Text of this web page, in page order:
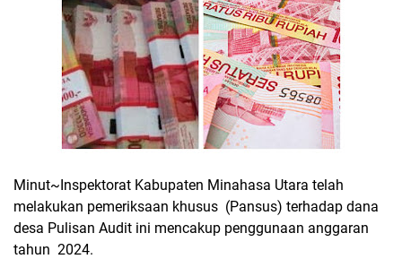
Minut~Inspektorat Kabupaten Minahasa Utara telah
melakukan pemeriksaan khusus (Pansus) terhadap dana
desa Pulisan Audit ini mencakup penggunaan anggaran
tahun 2024.